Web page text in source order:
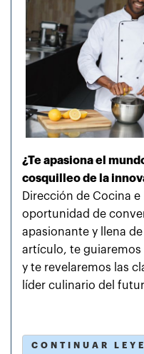
¿Te apasiona el
cosquilleo de la
Dirección de Cocina
oportunidad de
apasionante y llena
artículo, te
y te revelaremos las
líder culinario del
CONTINUAR